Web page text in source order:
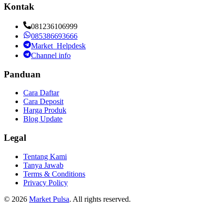
Kontak
081236106999
085386693666
Market_Helpdesk
Channel info
Panduan
Cara Daftar
Cara Deposit
Harga Produk
Blog Update
Legal
Tentang Kami
Tanya Jawab
Terms & Conditions
Privacy Policy
© 2026 Market Pulsa. All rights reserved.